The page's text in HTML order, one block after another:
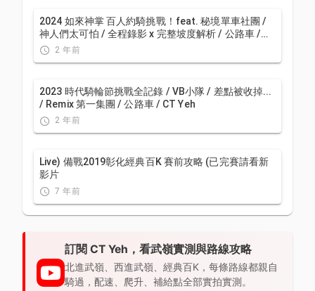
2024 如來神掌 百人約騎挑戰！feat. 秘境單車社團 /
神人們太可怕 / 全程錄影 x 完整坡度解析 / 公路車 /
CT Yeh
2 年前
2023 時代騎輪節挑戰全記錄 / VB小隊 / 差點被收掉...
/ Remix 第一集團 / 公路車 / CT Yeh
2 年前
Live) 備戰2019彰化經典百K 賽前攻略 (已完賽請看新
影片
7 年前
訂閱 CT Yeh，看武嶺實測與路線攻略
北進武嶺、西進武嶺、經典百K，每條路線都親自
騎過，配速、爬升、補給點全部實拍實測。